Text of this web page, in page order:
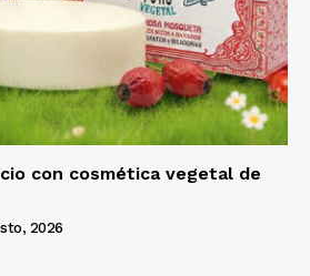
con cosmética vegetal de
2026